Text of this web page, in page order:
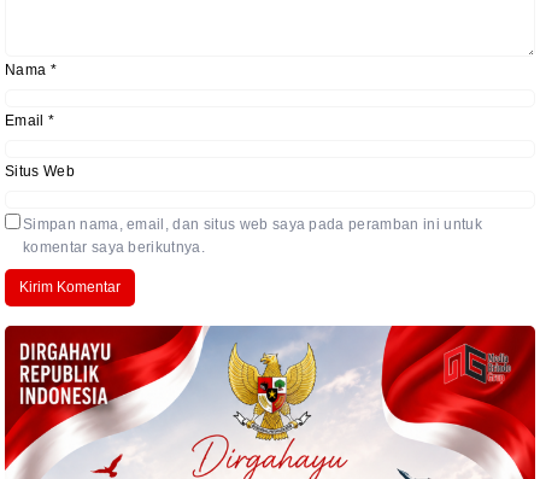
Nama *
Email *
Situs Web
Simpan nama, email, dan situs web saya pada peramban ini untuk
komentar saya berikutnya.